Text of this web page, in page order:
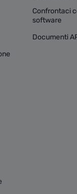
Confrontaci
software
Documenti